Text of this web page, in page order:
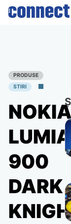
Skip
PRODUSE
STIRI
LUMIA
900
DARK